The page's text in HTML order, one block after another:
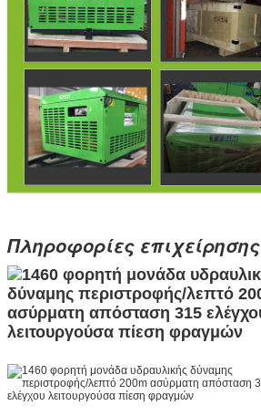
Πληροφορίες επιχείρησης